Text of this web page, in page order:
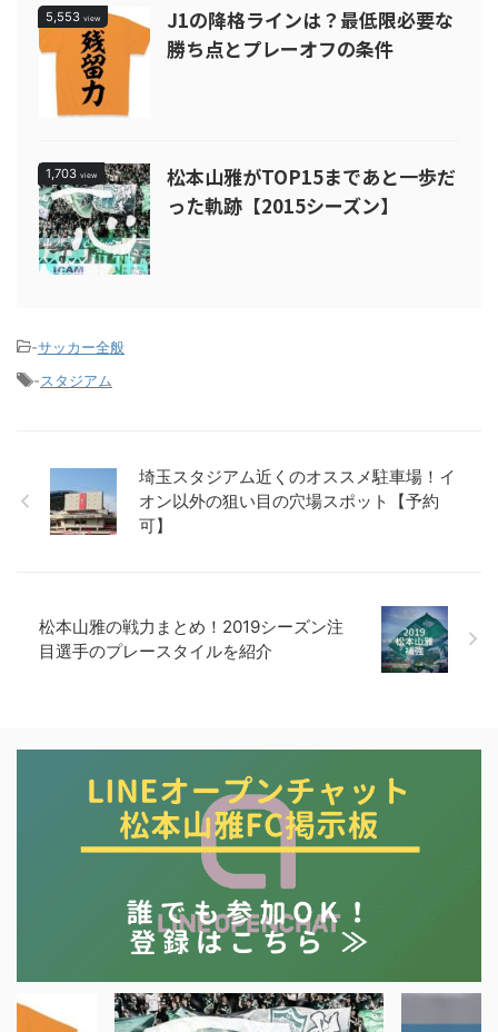
5,553 view
J1の降格ラインは？最低限必要な
勝ち点とプレーオフの条件
1,703 view
松本山雅がTOP15まであと一歩だ
った軌跡【2015シーズン】
-サッカー全般
-スタジアム
埼玉スタジアム近くのオススメ駐車場！イ
オン以外の狙い目の穴場スポット【予約
可】
松本山雅の戦力まとめ！2019シーズン注
目選手のプレースタイルを紹介